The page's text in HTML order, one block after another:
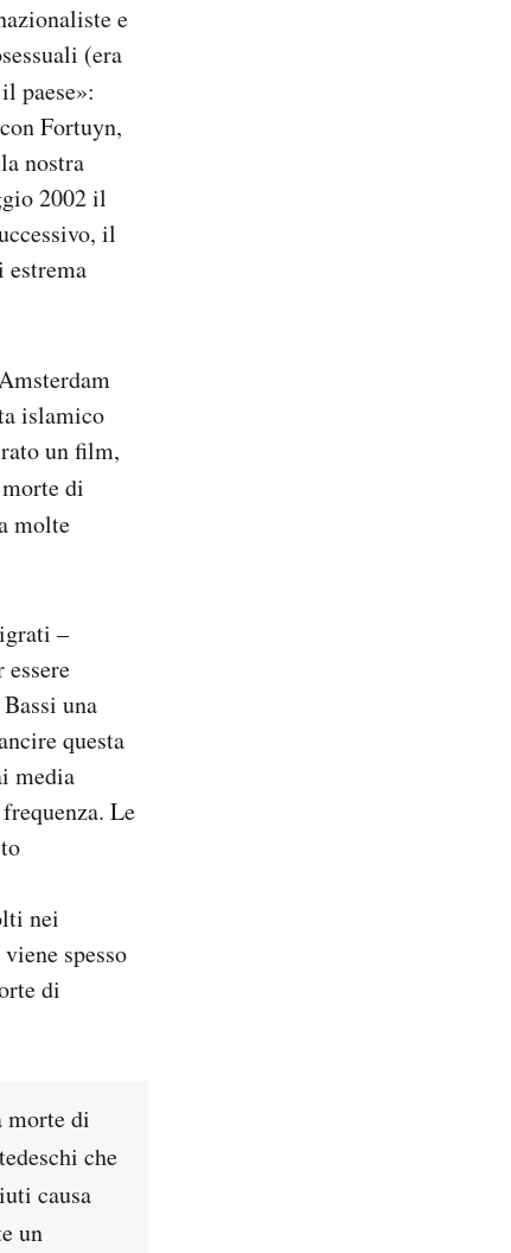
e
(era
paese»:
Fortuyn,
nostra
2002 il
il
estrema
islamico
un film,
di
molte
–
una
questa
media
Le
nei
spesso
di
morte di
che
causa
un